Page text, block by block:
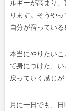
ルギーが高まり
ります。そうや
自分が宿っている
本当にやりたい
て身につけた、
戻っていく感じが
月に一日でも、